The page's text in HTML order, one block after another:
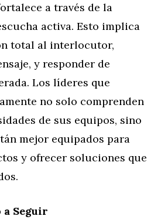
a través de la
activa. Esto implica
total al interlocutor,
y responder de
Los líderes que
no solo comprenden
de sus equipos, sino
mejor equipados para
y ofrecer soluciones que
a Seguir